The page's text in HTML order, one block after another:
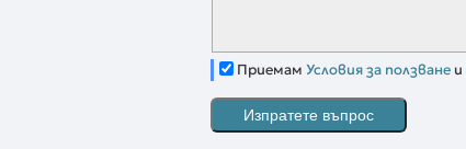
Приемам Условия за ползване и
Изпратете въпрос